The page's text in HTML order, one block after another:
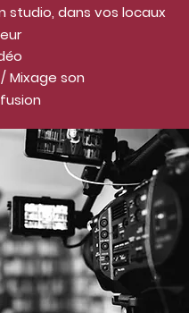
studio, dans vos locaux
Mixage son